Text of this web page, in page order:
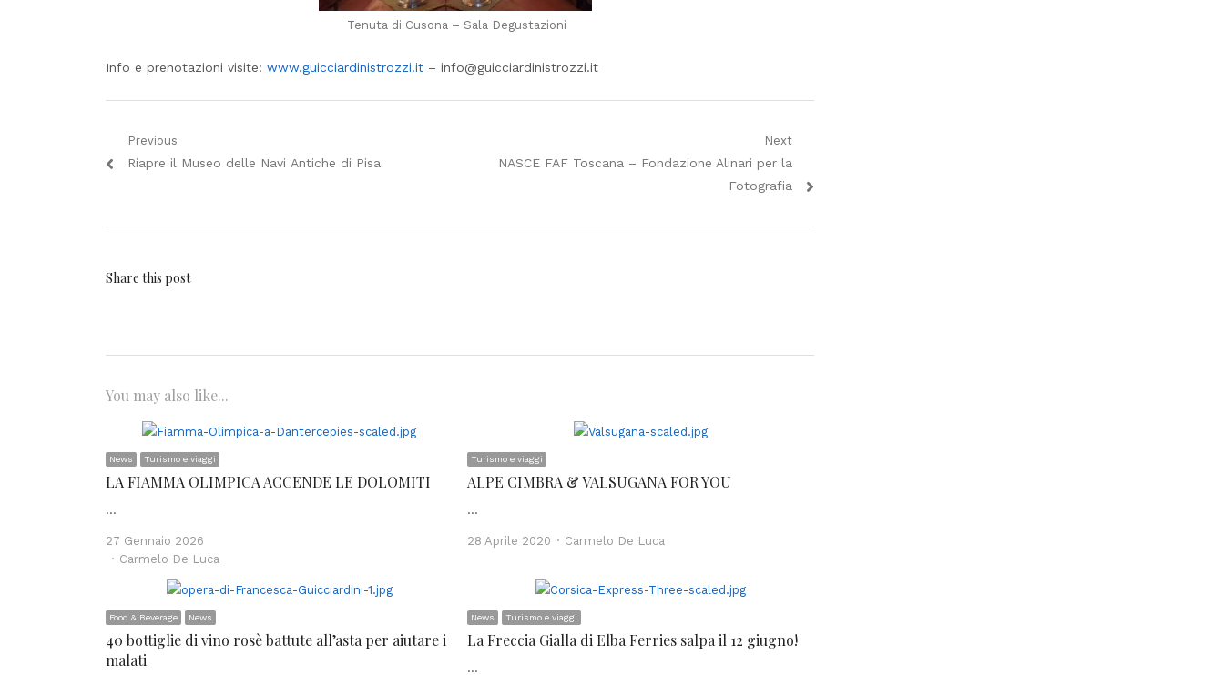
Tenuta di Cusona – Sala Degustazioni
Info e prenotazioni visite: www.guicciardinistrozzi.it – info@guicciardinistrozzi.it
Navigazione
articoli
Previous
Previous
Riapre il Museo delle Navi Antiche di Pisa
Next
Next
NASCE FAF Toscana – Fondazione Alinari per la
Fotografia
Share this post
You may also like...
News Turismo e viaggi
LA FIAMMA OLIMPICA ACCENDE LE DOLOMITI
…
27 Gennaio 2026
Author
Carmelo De Luca
Turismo e viaggi
ALPE CIMBRA & VALSUGANA FOR YOU
…
28 Aprile 2020 Author
Carmelo De Luca
Food & Beverage News
40 bottiglie di vino rosè battute all’asta per aiutare i
malati
News Turismo e viaggi
La Freccia Gialla di Elba Ferries salpa il 12 giugno!
…